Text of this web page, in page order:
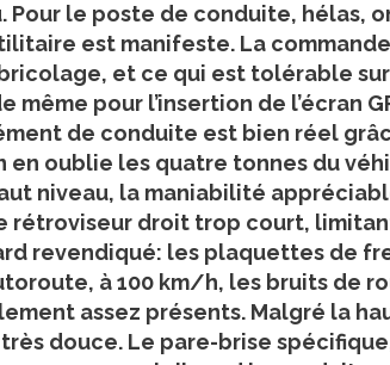
le poste de conduite, hélas,
est manifeste. La
et ce qui est tolérable
même pour l’insertion de l’écran
de conduite est bien réel
oublie les quatre tonnes du
niveau, la maniabilité
rétroviseur droit trop court,
revendiqué: les plaquettes de
à 100 km/h, les bruits de
assez présents. Malgré la
douce. Le pare-brise